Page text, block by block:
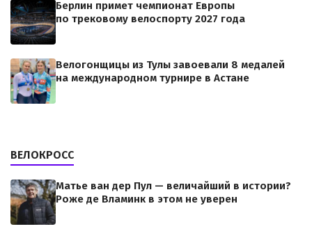
Берлин примет чемпионат Европы
по трековому велоспорту 2027 года
Велогонщицы из Тулы завоевали 8 медалей
на международном турнире в Астане
ВЕЛОКРОСС
Матье ван дер Пул — величайший в истории?
Роже де Вламинк в этом не уверен